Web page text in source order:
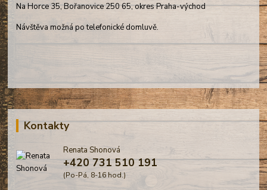
Na Horce 35, Bořanovice 250 65, okres Praha-východ
Návštěva možná po telefonické domluvě.
Kontakty
Renata Shonová
+420 731 510 191
(Po-Pá, 8-16 hod.)